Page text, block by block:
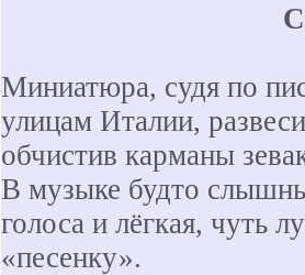
Миниатюра, судя по
улицам Италии,
обчистив карманы
В музыке будто
голоса и лёгкая, чуть
«песенку».